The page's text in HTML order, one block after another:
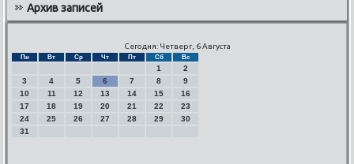
Архив записей
Сегодня: Четверг, 6 Августа
Пн Вт Ср Чт Пт Сб Вс
1
2
3
4 5 6 7 8
9
10
11 12 13 14 15
16
17
18 19 20 21 22
23
24
25 26 27 28 29
30
31